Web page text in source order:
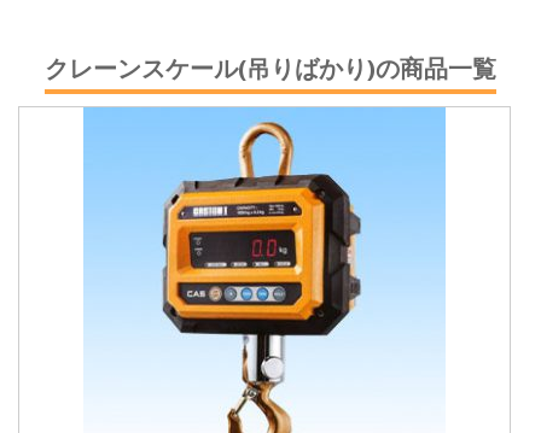
クレーンスケール(吊りばかり)の商品一覧